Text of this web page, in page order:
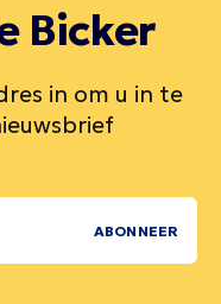
Bicker
in om u in te
ABONNEER